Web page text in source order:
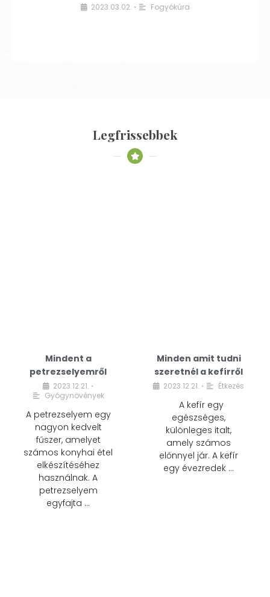
2023.03.02. • Fogyókúra
Legfrissebbek
Mindent a
petrezselyemről
2023.12.21. •
Gyógynövények
A petrezselyem egy
nagyon kedvelt
fűszer, amelyet
számos konyhai étel
elkészítéséhez
használnak. A
petrezselyem
egyfajta …
Minden amit tudni
szeretnél a kefírről
2023.12.21. • Étkezés
A kefír egy
egészséges,
különleges italt,
amely számos
előnnyel jár. A kefír
egy évezredek …